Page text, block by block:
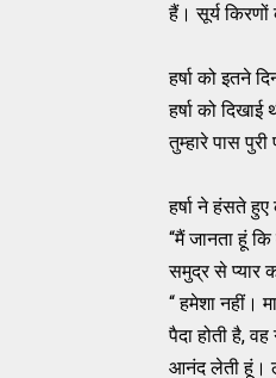
हैं। सूर्य
हर्षा को इतने
हर्षा को
तुम्हारे पास
हर्षा ने हंसते
“मैं जानता हूं
समुद्र से प्यार
“ हमेशा नहीं।
पैदा होती है,
आनंद लेती हूं।